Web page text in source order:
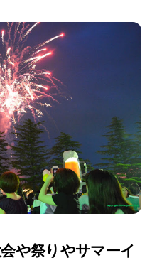
や祭りやサマーイ